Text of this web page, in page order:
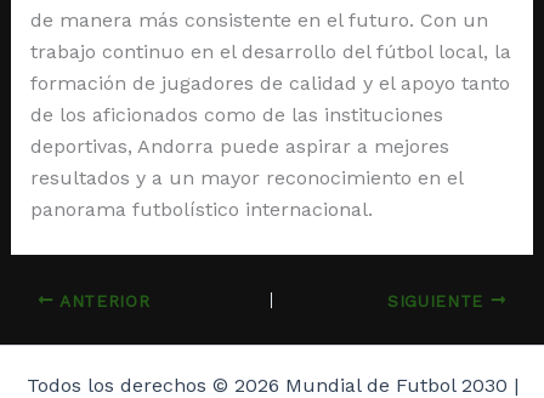
de manera más consistente en el futuro. Con un
trabajo continuo en el desarrollo del fútbol local, la
formación de jugadores de calidad y el apoyo tanto
de los aficionados como de las instituciones
deportivas, Andorra puede aspirar a mejores
resultados y a un mayor reconocimiento en el
panorama futbolístico internacional.
ANTERIOR SIGUIENTE
Todos los derechos © 2026 Mundial de Futbol 2030 |